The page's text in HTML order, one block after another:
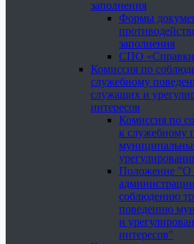
заполнения
Формы
заполнения
СПО
Комиссия по
служебному
служащих и
интересов
Комиссия по
к служебному
Положение "О
соблюдению
поведению
и
интересов"